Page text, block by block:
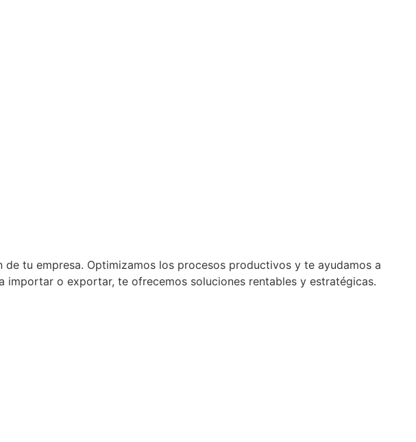
tu empresa. Optimizamos los procesos productivos y te ayudamos a
o exportar, te ofrecemos soluciones rentables y estratégicas.